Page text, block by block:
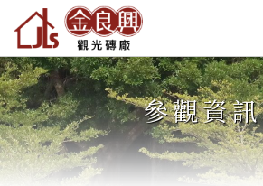
參觀資訊